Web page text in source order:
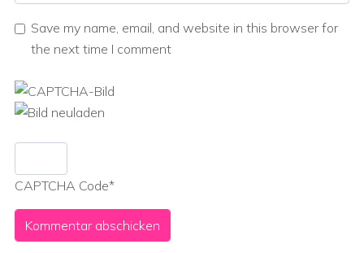
Save my name, email, and website in this browser for
the next time I comment
CAPTCHA Code*